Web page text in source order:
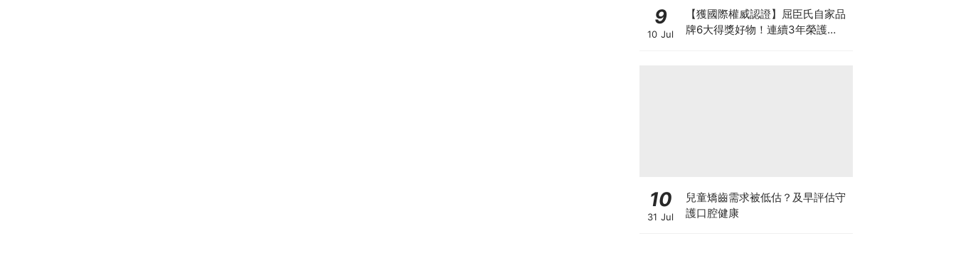
9
10 Jul
【獲國際權威認證】屈臣氏自家品
牌6大得獎好物！連續3年榮護
10
31 Jul
兒童矯齒需求被低估？及早評估守
護口腔健康